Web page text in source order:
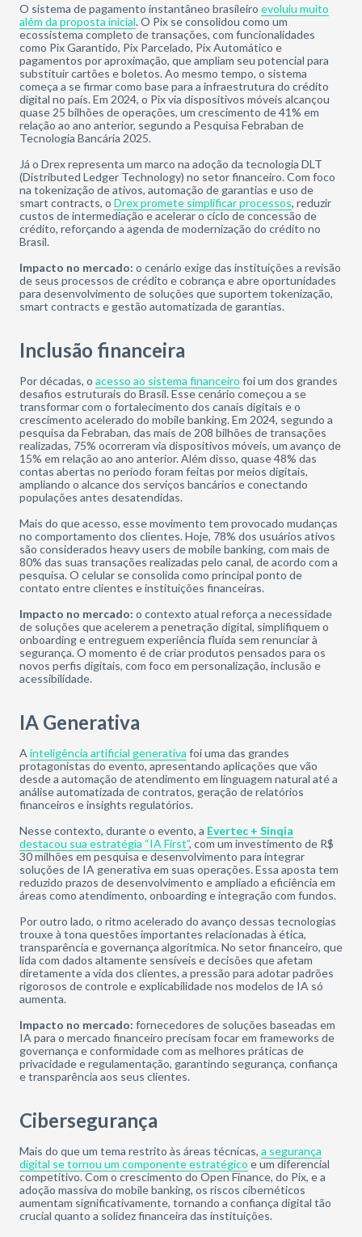
O sistema de pagamento instantâneo brasileiro evoluiu muito
além da proposta inicial. O Pix se consolidou como um
ecossistema completo de transações, com funcionalidades
como Pix Garantido, Pix Parcelado, Pix Automático e
pagamentos por aproximação, que ampliam seu potencial para
substituir cartões e boletos. Ao mesmo tempo, o sistema
começa a se firmar como base para a infraestrutura do crédito
digital no país. Em 2024, o Pix via dispositivos móveis alcançou
quase 25 bilhões de operações, um crescimento de 41% em
relação ao ano anterior, segundo a Pesquisa Febraban de
Tecnologia Bancária 2025.
Já o Drex representa um marco na adoção da tecnologia DLT
(Distributed Ledger Technology) no setor financeiro. Com foco
na tokenização de ativos, automação de garantias e uso de
smart contracts, o Drex promete simplificar processos, reduzir
custos de intermediação e acelerar o ciclo de concessão de
crédito, reforçando a agenda de modernização do crédito no
Brasil.
Impacto no mercado: o cenário exige das instituições a revisão
de seus processos de crédito e cobrança e abre oportunidades
para desenvolvimento de soluções que suportem tokenização,
smart contracts e gestão automatizada de garantias.
Inclusão financeira
Por décadas, o acesso ao sistema financeiro foi um dos grandes
desafios estruturais do Brasil. Esse cenário começou a se
transformar com o fortalecimento dos canais digitais e o
crescimento acelerado do mobile banking. Em 2024, segundo a
pesquisa da Febraban, das mais de 208 bilhões de transações
realizadas, 75% ocorreram via dispositivos móveis, um avanço de
15% em relação ao ano anterior. Além disso, quase 48% das
contas abertas no período foram feitas por meios digitais,
ampliando o alcance dos serviços bancários e conectando
populações antes desatendidas.
Mais do que acesso, esse movimento tem provocado mudanças
no comportamento dos clientes. Hoje, 78% dos usuários ativos
são considerados heavy users de mobile banking, com mais de
80% das suas transações realizadas pelo canal, de acordo com a
pesquisa. O celular se consolida como principal ponto de
contato entre clientes e instituições financeiras.
Impacto no mercado: o contexto atual reforça a necessidade
de soluções que acelerem a penetração digital, simplifiquem o
onboarding e entreguem experiência fluida sem renunciar à
segurança. O momento é de criar produtos pensados para os
novos perfis digitais, com foco em personalização, inclusão e
acessibilidade.
IA Generativa
A inteligência artificial generativa foi uma das grandes
protagonistas do evento, apresentando aplicações que vão
desde a automação de atendimento em linguagem natural até a
análise automatizada de contratos, geração de relatórios
financeiros e insights regulatórios.
Nesse contexto, durante o evento, a Evertec + Sinqia
destacou sua estratégia “IA First”, com um investimento de R$
30 milhões em pesquisa e desenvolvimento para integrar
soluções de IA generativa em suas operações. Essa aposta tem
reduzido prazos de desenvolvimento e ampliado a eficiência em
áreas como atendimento, onboarding e integração com fundos.
Por outro lado, o ritmo acelerado do avanço dessas tecnologias
trouxe à tona questões importantes relacionadas à ética,
transparência e governança algorítmica. No setor financeiro, que
lida com dados altamente sensíveis e decisões que afetam
diretamente a vida dos clientes, a pressão para adotar padrões
rigorosos de controle e explicabilidade nos modelos de IA só
aumenta.
Impacto no mercado: fornecedores de soluções baseadas em
IA para o mercado financeiro precisam focar em frameworks de
governança e conformidade com as melhores práticas de
privacidade e regulamentação, garantindo segurança, confiança
e transparência aos seus clientes.
Cibersegurança
Mais do que um tema restrito às áreas técnicas, a segurança
digital se tornou um componente estratégico e um diferencial
competitivo. Com o crescimento do Open Finance, do Pix, e a
adoção massiva do mobile banking, os riscos cibernéticos
aumentam significativamente, tornando a confiança digital tão
crucial quanto a solidez financeira das instituições.